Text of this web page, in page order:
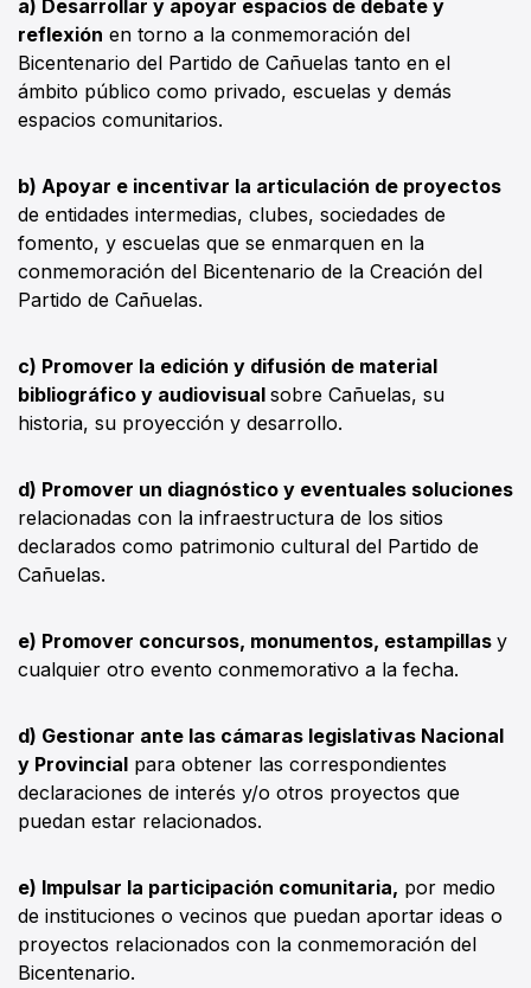
a) Desarrollar y apoyar espacios de debate y
reflexión en torno a la conmemoración del
Bicentenario del Partido de Cañuelas tanto en el
ámbito público como privado, escuelas y demás
espacios comunitarios.
b) Apoyar e incentivar la articulación de proyectos
de entidades intermedias, clubes, sociedades de
fomento, y escuelas que se enmarquen en la
conmemoración del Bicentenario de la Creación del
Partido de Cañuelas.
c) Promover la edición y difusión de material
bibliográfico y audiovisual sobre Cañuelas, su
historia, su proyección y desarrollo.
d) Promover un diagnóstico y eventuales soluciones
relacionadas con la infraestructura de los sitios
declarados como patrimonio cultural del Partido de
Cañuelas.
e) Promover concursos, monumentos, estampillas y
cualquier otro evento conmemorativo a la fecha.
d) Gestionar ante las cámaras legislativas Nacional
y Provincial para obtener las correspondientes
declaraciones de interés y/o otros proyectos que
puedan estar relacionados.
e) Impulsar la participación comunitaria, por medio
de instituciones o vecinos que puedan aportar ideas o
proyectos relacionados con la conmemoración del
Bicentenario.